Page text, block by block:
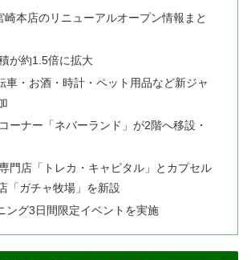
崎本店のリニューアルオープン情報まと
が約1.5倍に拡大
車・お酒・時計・ペット用品など新ジャ
ーナー「ネバーランド」が2階へ移設・
門店「トレカ・キャピタル」とカプセル
「ガチャ牧場」を新設
ング3日間限定イベントを実施